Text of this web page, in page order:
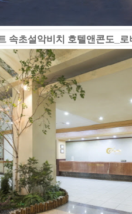
속초설악비치 호텔앤콘도_로